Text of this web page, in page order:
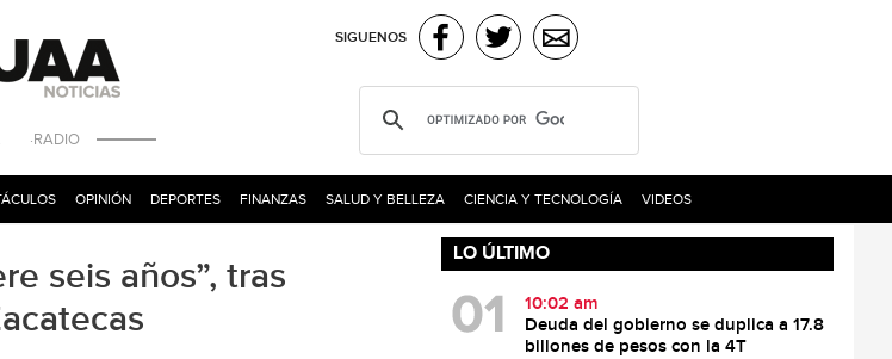
·RADIO
SIGUENOS
OPINIÓN DEPORTES FINANZAS SALUD Y BELLEZA CIENCIA Y TECNOLOGÍA VIDEOS
seis años”, tras
LO ÚLTIMO
10:02 am
Deuda del gobierno se duplica a 17.8
billones de pesos con la 4T